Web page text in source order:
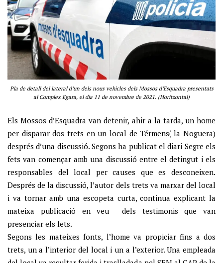
Pla de detall del lateral d’un dels nous vehicles dels Mossos d’Esquadra presentats
al Complex Egara, el dia 11 de novembre de 2021. (Horitzontal)
Els Mossos d’Esquadra van detenir, ahir a la tarda, un home
per disparar dos trets en un local de Térmens(la Noguera)
després d’una discussió. Segons ha publicat el diari Segre els
fets van començar amb una discussió entre el detingut i els
responsables del local per causes que es desconeixen.
Després de la discussió, l’autor dels trets va marxar del local
i va tornar amb una escopeta curta, continua explicant la
mateixa publicació en veu dels testimonis que van
presenciar els fets.
Segons les mateixes fonts, l’home va propiciar fins a dos
trets, un a l’interior del local i un a l’exterior. Una empleada